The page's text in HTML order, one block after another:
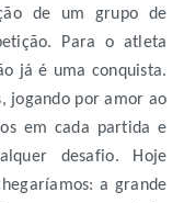
de um grupo de
Para o atleta
já é uma conquista.
jogando por amor ao
em cada partida e
desafio. Hoje
a grande